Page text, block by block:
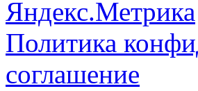
Политика
соглашение